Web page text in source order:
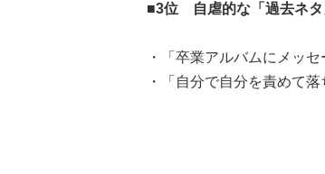
■3位 自虐的な「過去ネタ
・「卒業アルバムにメッ
・「自分で自分を責めて